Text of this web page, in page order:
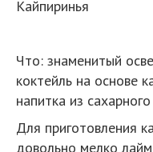
Кайпиринья
Что: знаменитый
коктейль на основе
напитка из
Для приготовления
довольно мелко